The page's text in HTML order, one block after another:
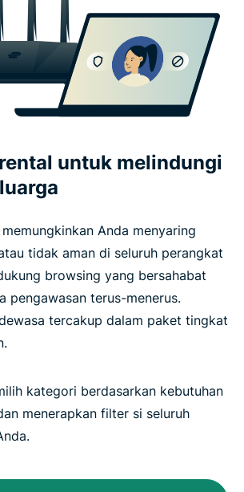
untuk melindungi
memungkinkan Anda menyaring
tidak aman di seluruh perangkat
browsing yang bersahabat
pengawasan terus-menerus.
tercakup dalam paket tingkat
kategori berdasarkan kebutuhan
menerapkan filter si seluruh